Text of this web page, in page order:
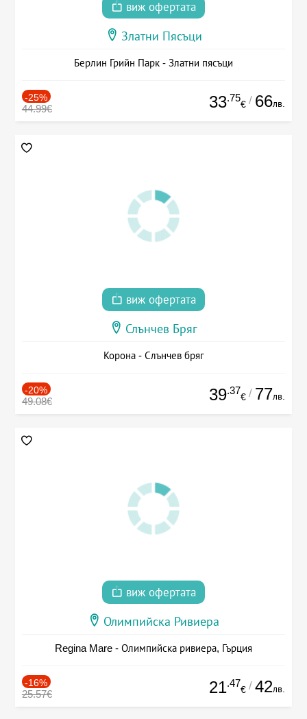
виж офертата
Златни Пясъци
Берлин Грийн Парк - Златни пясъци
-25%
44.99€ 33.75
€ / 66лв.
виж офертата
Слънчев Бряг
Корона - Слънчев бряг
-20%
49.08€ 39.37
€ / 77лв.
виж офертата
Олимпийска Ривиера
Regina Mare - Олимпийска ривиера, Гърция
-16%
25.57€ 21.47
€ / 42лв.